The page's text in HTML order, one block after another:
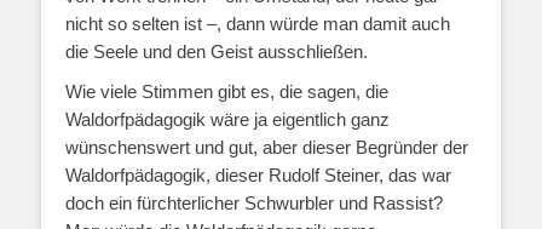
nicht so selten ist –, dann würde man damit auch
die Seele und den Geist ausschließen.
Wie viele Stimmen gibt es, die sagen, die
Waldorfpädagogik wäre ja eigentlich ganz
wünschenswert und gut, aber dieser Begründer der
Waldorfpädagogik, dieser Rudolf Steiner, das war
doch ein fürchterlicher Schwurbler und Rassist?